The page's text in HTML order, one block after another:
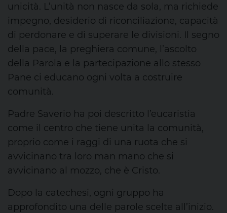
unicità. L’unità non nasce da sola, ma richiede
impegno, desiderio di riconciliazione, capacità
di perdonare e di superare le divisioni. Il segno
della pace, la preghiera comune, l’ascolto
della Parola e la partecipazione allo stesso
Pane ci educano ogni volta a costruire
comunità.
Padre Saverio ha poi descritto l’eucaristia
come il centro che tiene unita la comunità,
proprio come i raggi di una ruota che si
avvicinano tra loro man mano che si
avvicinano al mozzo, che è Cristo.
Dopo la catechesi, ogni gruppo ha
approfondito una delle parole scelte all’inizio.